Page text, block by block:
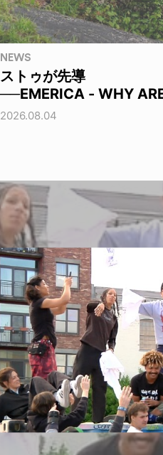
NEWS
ストゥが先導
──EMERICA - WHY
2026.08.04